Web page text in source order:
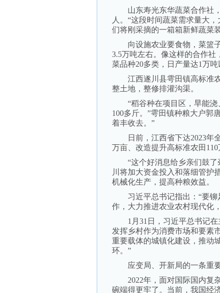
山东寿光东华蔬菜合作社，
人。“这段时间蔬菜需求量大
们将刚采摘的一箱箱新鲜蔬菜
向设施农业要食物，菜篮子
3.5万吨左右。像这样的合作社
菜品种20多类，日产量达1万
江西遂川县雩田镇高标准农
整土地，整修排灌沟渠。
“稻谷种在项目区，旱能浇
100多斤。”雩田镇种粮大户郭
着丰收去。”
日前，江西省下达2023年全
万亩、改造提升高标准农田
“这个好消息给乡亲们鼓了
川将加大资金投入和落细管护
机械化生产，提高种粮效益。
习近平总书记指出：“要铆
作，大力推进农业农村现代化
1月31日，习近平总书记在
发挥乡村作为消费市场和要素
重要载体的城镇化建设，推动
环。”
应变局、开新局的一条重要
2022年，面对国际国内复杂
碗端得更牢了。当前，我国经